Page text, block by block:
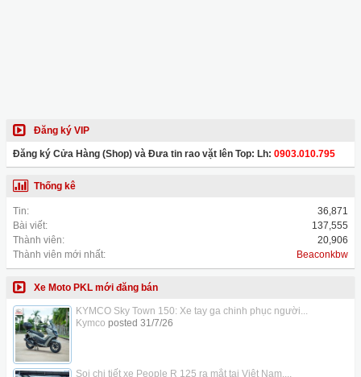
Đăng ký VIP
Đăng ký Cửa Hàng (Shop) và Đưa tin rao vặt lên Top: Lh: 0903.010.795
Thống kê
Tin:
36,871
Bài viết:
137,555
Thành viên:
20,906
Thành viên mới nhất:
Beaconkbw
Xe Moto PKL mới đăng bán
KYMCO Sky Town 150: Xe tay ga chinh phục người...
Kymco posted 31/7/26
Soi chi tiết xe People R 125 ra mắt tại Việt Nam,...